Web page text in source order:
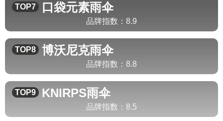
TOP7 口袋元素雨伞
品牌指数： 8.9
TOP8 博沃尼克雨伞
品牌指数： 8.8
TOP9 KNIRPS雨伞
品牌指数： 8.5